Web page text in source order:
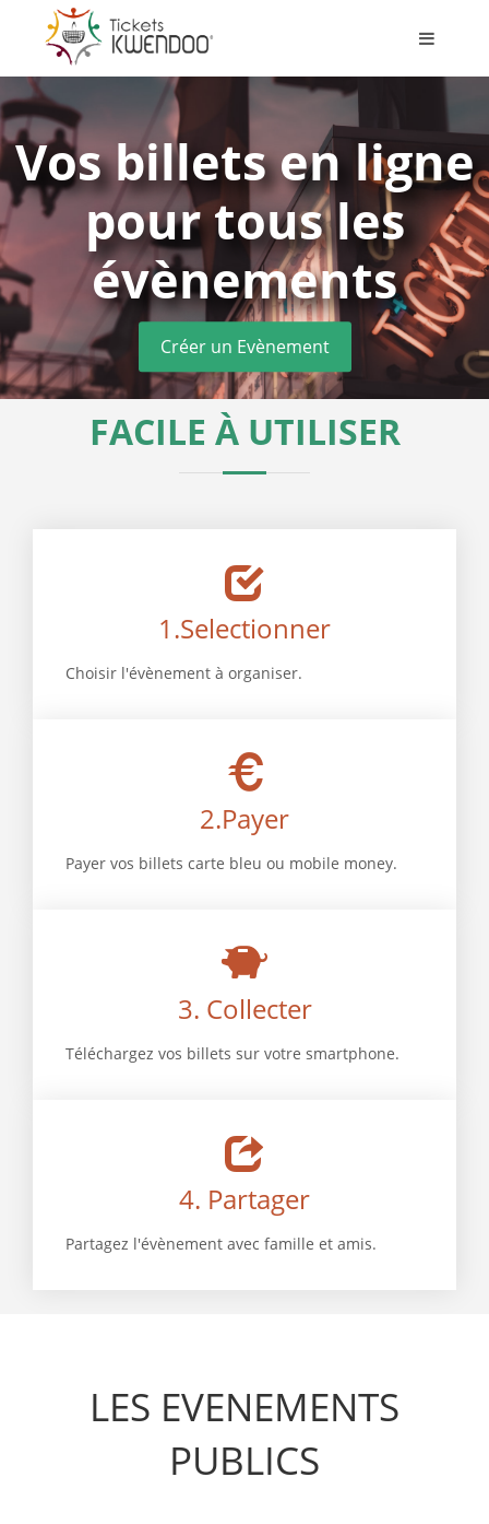
Vos billets en ligne
pour tous les
évènements
Créer un Evènement
FACILE À UTILISER
1.Selectionner
Choisir l'évènement à organiser.
2.Payer
Payer vos billets carte bleu ou mobile money.
3. Collecter
Téléchargez vos billets sur votre smartphone.
4. Partager
Partagez l'évènement avec famille et amis.
LES EVENEMENTS
PUBLICS